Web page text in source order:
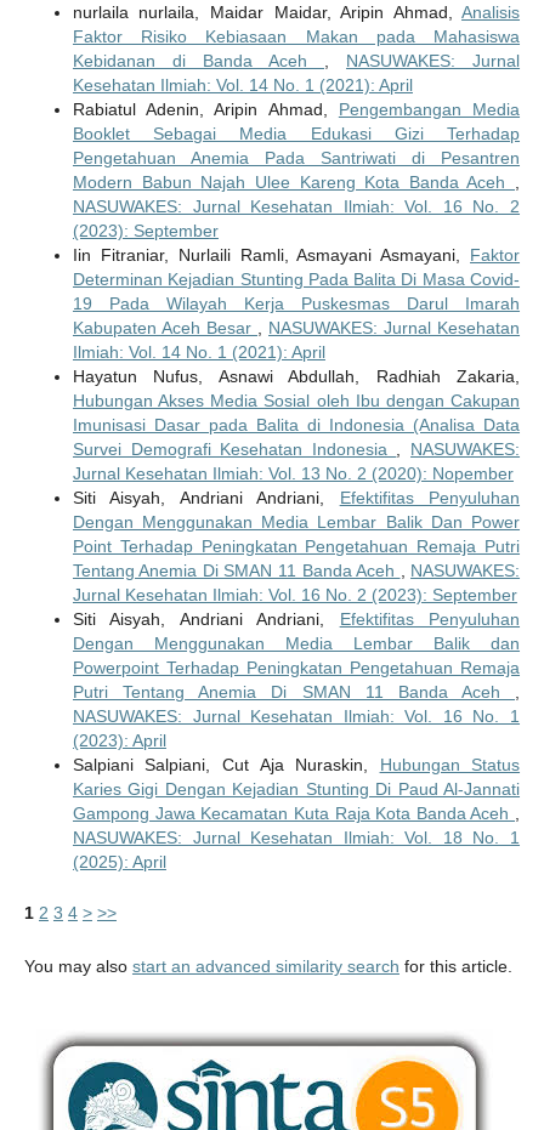
nurlaila nurlaila, Maidar Maidar, Aripin Ahmad,Analisis
Faktor Risiko Kebiasaan Makan pada Mahasiswa
Kebidanan di Banda Aceh
NASUWAKES: Jurnal
Kesehatan Ilmiah: Vol. 14 No. 1 (2021): April
Rabiatul Adenin, Aripin Ahmad, Pengembangan Media
Booklet Sebagai Media Edukasi Gizi Terhadap
Pengetahuan Anemia Pada Santriwati di Pesantren
Modern Babun Najah Ulee Kareng Kota Banda Aceh
NASUWAKES: Jurnal Kesehatan Ilmiah: Vol. 16 No. 2
(2023): September
Iin Fitraniar, Nurlaili Ramli, Asmayani Asmayani, Faktor
Determinan Kejadian Stunting Pada Balita Di Masa Covid-
19 Pada Wilayah Kerja Puskesmas Darul Imarah
Kabupaten Aceh Besar
NASUWAKES: Jurnal Kesehatan
Ilmiah: Vol. 14 No. 1 (2021): April
Hayatun Nufus, Asnawi Abdullah, Radhiah Zakaria,
Hubungan Akses Media Sosial oleh Ibu dengan Cakupan
Imunisasi Dasar pada Balita di Indonesia (Analisa Data
Survei Demografi Kesehatan Indonesia
NASUWAKES:
Jurnal Kesehatan Ilmiah: Vol. 13 No. 2 (2020): Nopember
Siti Aisyah, Andriani Andriani, Efektifitas Penyuluhan
Dengan Menggunakan Media Lembar Balik Dan Power
Point Terhadap Peningkatan Pengetahuan Remaja Putri
Tentang Anemia Di SMAN 11 Banda Aceh
NASUWAKES:
Jurnal Kesehatan Ilmiah: Vol. 16 No. 2 (2023): September
Siti Aisyah, Andriani Andriani, Efektifitas Penyuluhan
Dengan Menggunakan Media Lembar Balik dan
Powerpoint Terhadap Peningkatan Pengetahuan Remaja
Putri Tentang Anemia Di SMAN 11 Banda Aceh
NASUWAKES: Jurnal Kesehatan Ilmiah: Vol. 16 No. 1
(2023): April
Salpiani Salpiani, Cut Aja Nuraskin, Hubungan Status
Karies Gigi Dengan Kejadian Stunting Di Paud Al-Jannati
Gampong Jawa Kecamatan Kuta Raja Kota Banda Aceh
NASUWAKES: Jurnal Kesehatan Ilmiah: Vol. 18 No. 1
(2025): April
1 2 3 4 > >>
You may also start an advanced similarity search for this article.